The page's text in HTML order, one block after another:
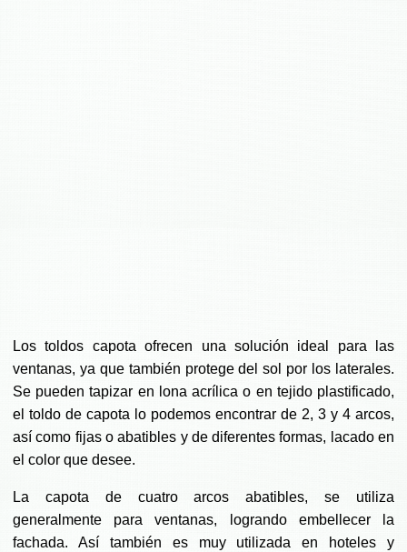
Los toldos capota ofrecen una solución ideal para las
ventanas, ya que también protege del sol por los laterales.
Se pueden tapizar en lona acrílica o en tejido plastificado,
el toldo de capota lo podemos encontrar de 2, 3 y 4 arcos,
así como fijas o abatibles y de diferentes formas, lacado en
el color que desee.
La capota de cuatro arcos abatibles, se utiliza
generalmente para ventanas, logrando embellecer la
fachada. Así también es muy utilizada en hoteles y